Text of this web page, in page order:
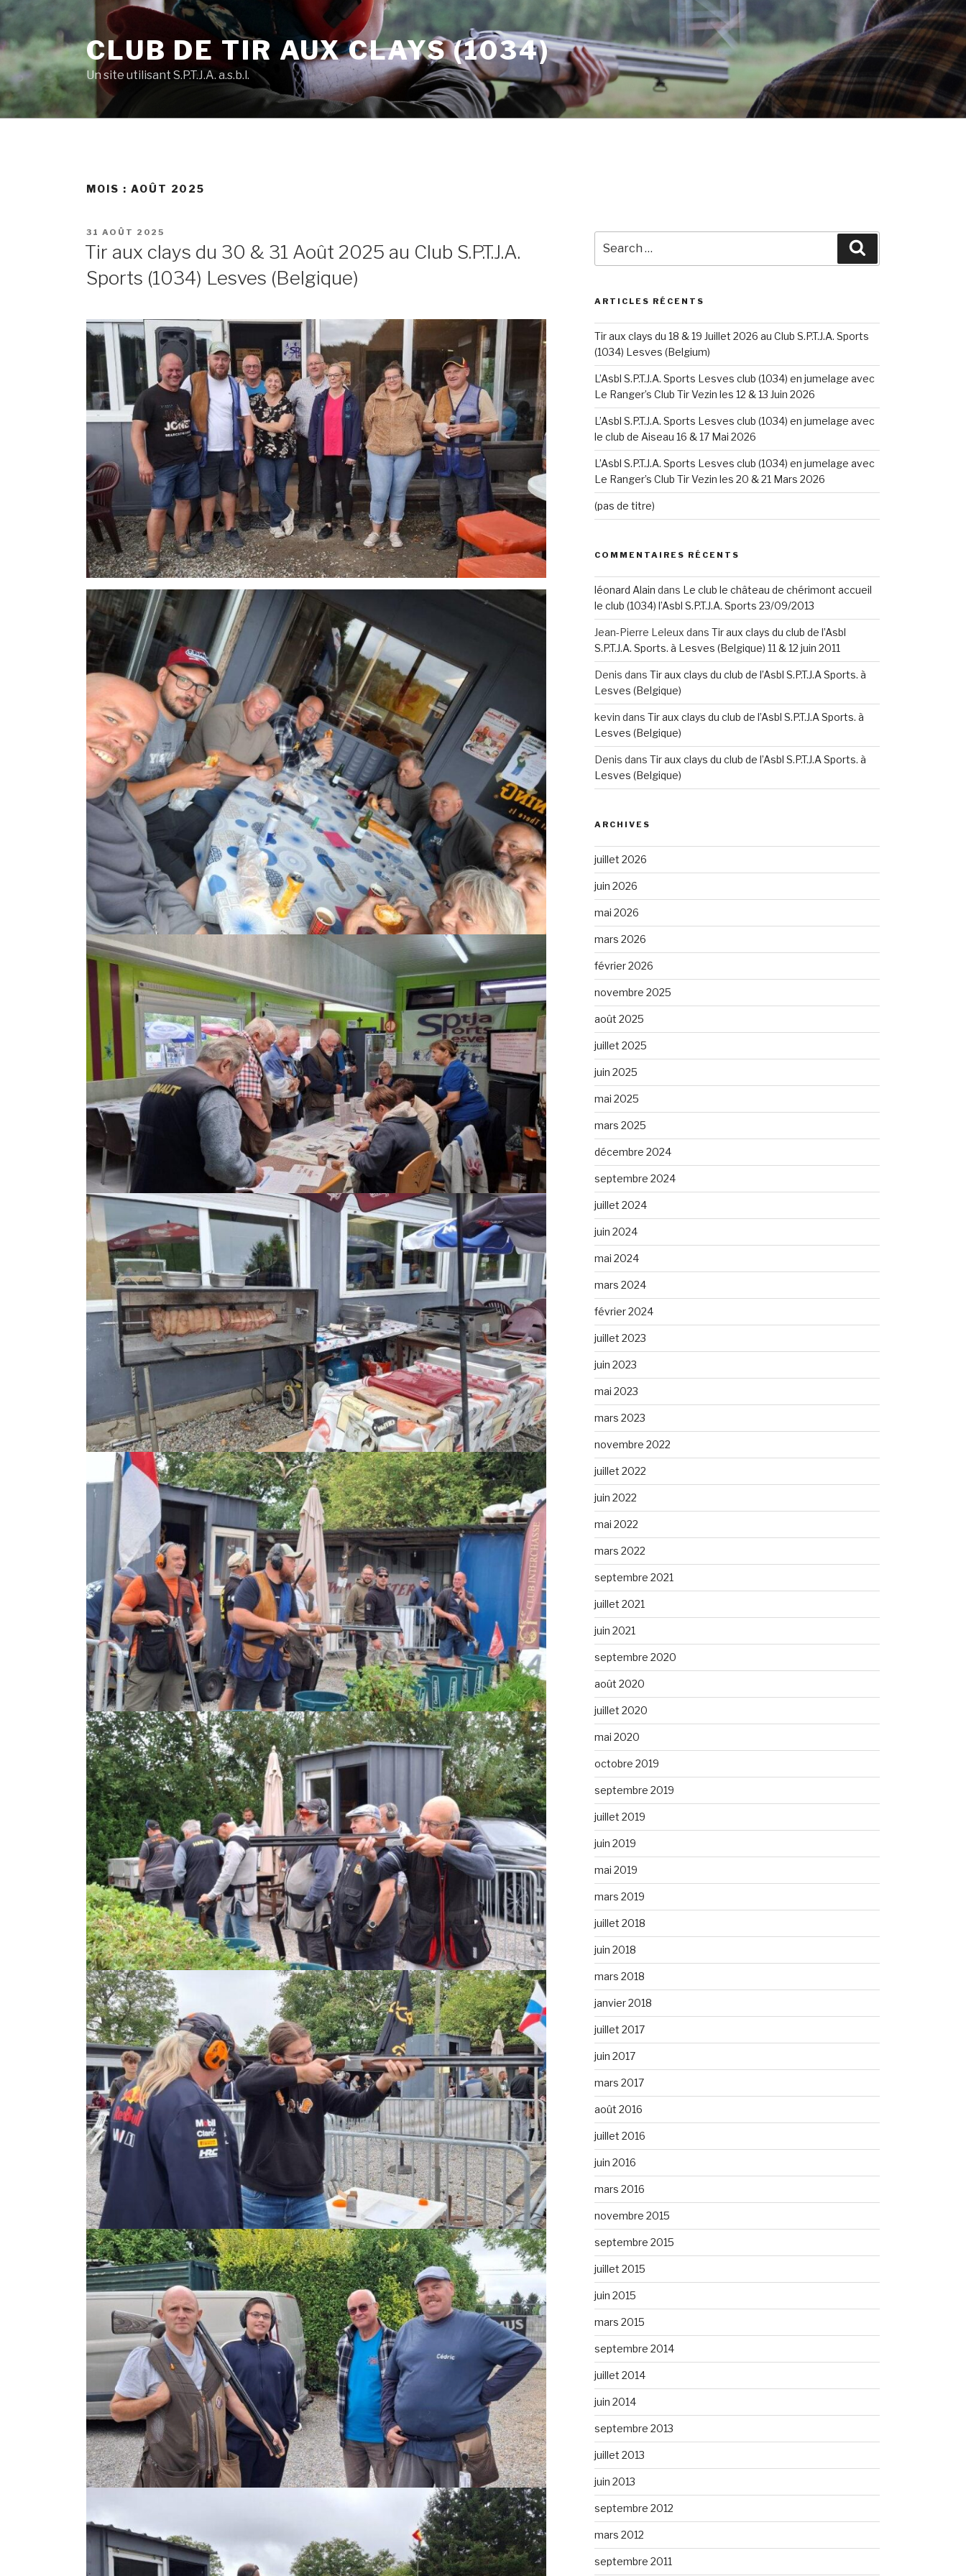
Skip
content
CLUB DE TIR AUX CLAYS (1034)
Un site utilisant S.P.T.J.A. a.s.b.l.
MOIS : AOÛT 2025
POSTED
31 AOÛT 2025
Tir aux clays du 30 & 31 Août 2025 au Club S.P.T.J.A.
Sports (1034) Lesves (Belgique)
for:
ARTICLES RÉCENTS
Tir aux clays du 18 & 19 Juillet 2026 au Club S.P.T.J.A. Sports
(1034) Lesves (Belgium)
L’Asbl S.P.T.J.A. Sports Lesves club (1034) en jumelage avec
Le Ranger’s Club Tir Vezin les 12 & 13 Juin 2026
L’Asbl S.P.T.J.A. Sports Lesves club (1034) en jumelage avec
le club de Aiseau 16 & 17 Mai 2026
L’Asbl S.P.T.J.A. Sports Lesves club (1034) en jumelage avec
Le Ranger’s Club Tir Vezin les 20 & 21 Mars 2026
(pas de titre)
COMMENTAIRES RÉCENTS
léonard Alain dans Le club le château de chérimont accueil
le club (1034) l’Asbl S.P.T.J.A. Sports 23/09/2013
Jean-Pierre Leleux dans Tir aux clays du club de l’Asbl
S.P.T.J.A. Sports. à Lesves (Belgique) 11 & 12 juin 2011
Denis dans Tir aux clays du club de l’Asbl S.P.T.J.A Sports. à
Lesves (Belgique)
kevin dans Tir aux clays du club de l’Asbl S.P.T.J.A Sports. à
Lesves (Belgique)
Denis dans Tir aux clays du club de l’Asbl S.P.T.J.A Sports. à
Lesves (Belgique)
ARCHIVES
juillet 2026
juin 2026
mai 2026
mars 2026
février 2026
novembre 2025
août 2025
juillet 2025
juin 2025
mai 2025
mars 2025
décembre 2024
septembre 2024
juillet 2024
juin 2024
mai 2024
mars 2024
février 2024
juillet 2023
juin 2023
mai 2023
mars 2023
novembre 2022
juillet 2022
juin 2022
mai 2022
mars 2022
septembre 2021
juillet 2021
juin 2021
septembre 2020
août 2020
juillet 2020
mai 2020
octobre 2019
septembre 2019
juillet 2019
juin 2019
mai 2019
mars 2019
juillet 2018
juin 2018
mars 2018
janvier 2018
juillet 2017
juin 2017
mars 2017
août 2016
juillet 2016
juin 2016
mars 2016
novembre 2015
septembre 2015
juillet 2015
juin 2015
mars 2015
septembre 2014
juillet 2014
juin 2014
septembre 2013
juillet 2013
juin 2013
septembre 2012
mars 2012
septembre 2011